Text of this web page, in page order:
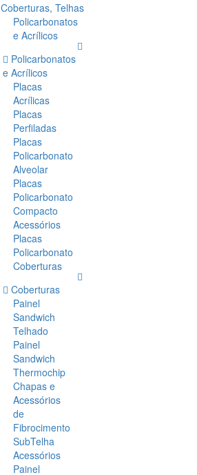
Coberturas, Telhas
Policarbonatos
e Acrílicos
Policarbonatos
e Acrílicos
Placas
Acrílicas
Placas
Perfiladas
Placas
Policarbonato
Alveolar
Placas
Policarbonato
Compacto
Acessórios
Placas
Policarbonato
Coberturas
Coberturas
Painel
Sandwich
Telhado
Painel
Sandwich
Thermochip
Chapas e
Acessórios
de
Fibrocimento
SubTelha
Acessórios
Painel